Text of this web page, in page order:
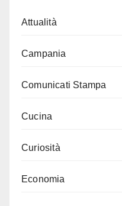
Attualità
Campania
Comunicati Stampa
Cucina
Curiosità
Economia